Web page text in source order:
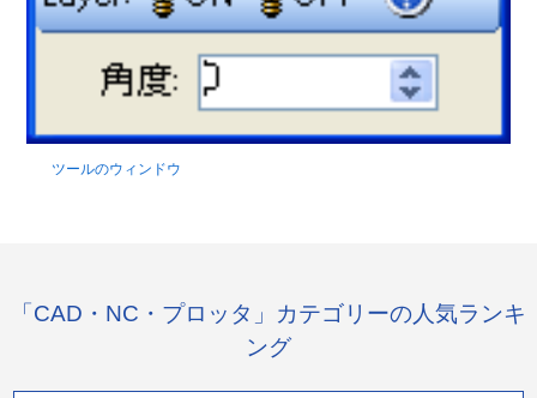
ツールのウィンドウ
「CAD・NC・プロッタ」カテゴリーの人気ランキ
ング